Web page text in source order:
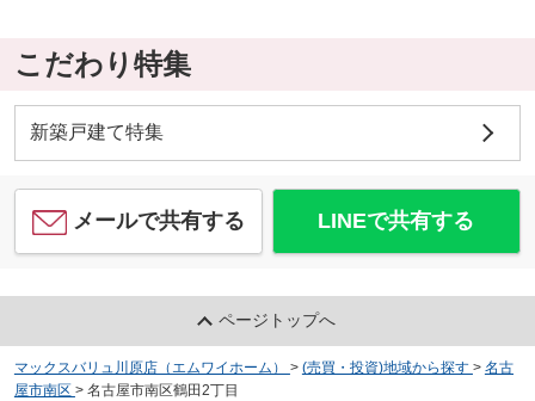
こだわり特集
新築戸建て特集
メールで共有する LINEで共有する
ページトップへ
マックスバリュ川原店（エムワイホーム） > (売買・投資)地域から探す > 名古
屋市南区 > 名古屋市南区鶴田2丁目